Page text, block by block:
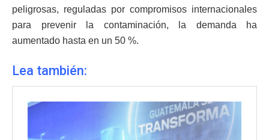
peligrosas, reguladas por compromisos internacionales
para prevenir la contaminación, la demanda ha
aumentado hasta en un 50 %.
Lea también: